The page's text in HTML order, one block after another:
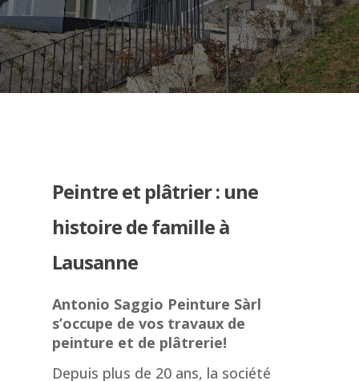
Peintre et plâtrier : une
histoire de famille à
Lausanne
Antonio Saggio Peinture Sàrl
s’occupe de vos travaux de
peinture et de plâtrerie!
Depuis plus de 20 ans, la société